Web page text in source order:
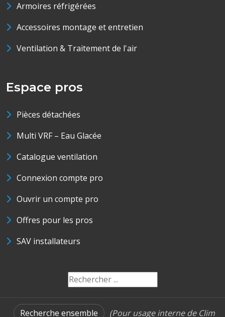
Armoires réfrigérées
Accessoires montage et entretien
Ventilation & Traitement de l'air
Espace pros
Pièces détachées
Multi VRF – Eau Glacée
Catalogue ventilation
Connexion compte pro
Ouvrir un compte pro
Offres pour les pros
SAV installateurs
Recherche ensemble (Pour usage interne de Clim